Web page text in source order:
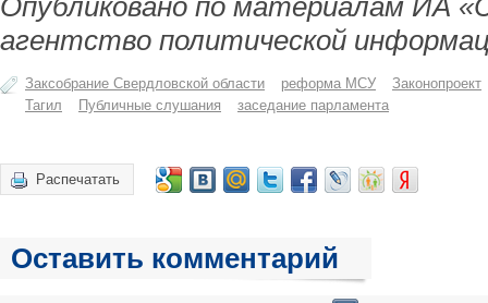
Опубликовано по материалам ИА
агентство политической
Заксобрание Свердловской области реформа МСУ
Законопроект
Тагил
Публичные слушания заседание парламента
Распечатать
Оставить комментарий